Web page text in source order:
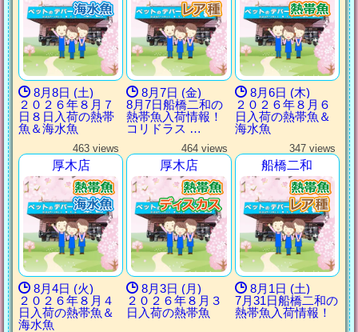
8月8日 (土)
２０２６年８月７
日８日入荷の熱帯
魚＆海水魚
8月7日 (金)
8月7日船橋二和の
熱帯魚入荷情報！
コリドラス …
8月6日 (木)
２０２６年８月６
日入荷の熱帯魚＆
海水魚
463 views
厚木店
8月4日 (火)
２０２６年８月４
日入荷の熱帯魚＆
海水魚
464 views
厚木店
8月3日 (月)
２０２６年８月３
日入荷の熱帯魚
347 views
船橋二和
8月1日 (土)
7月31日船橋二和の
熱帯魚入荷情報！